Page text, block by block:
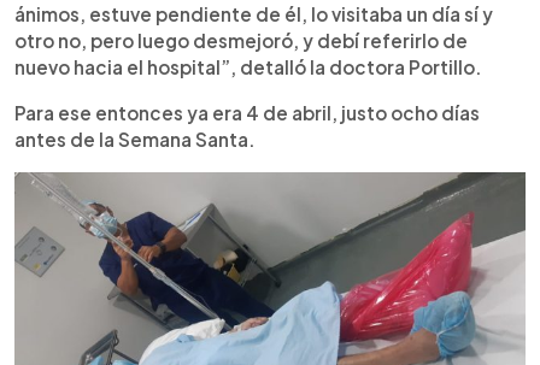
ánimos, estuve pendiente de él, lo visitaba un día sí y
otro no, pero luego desmejoró, y debí referirlo de
nuevo hacia el hospital”, detalló la doctora Portillo.
Para ese entonces ya era 4 de abril, justo ocho días
antes de la Semana Santa.